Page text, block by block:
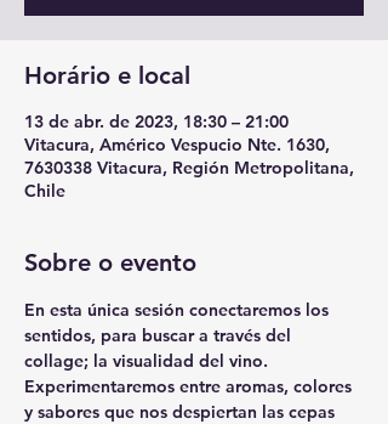
Horário e local
13 de abr. de 2023, 18:30 – 21:00
Vitacura, Américo Vespucio Nte. 1630,
7630338 Vitacura, Región Metropolitana,
Chile
Sobre o evento
En esta única sesión conectaremos los
sentidos, para buscar a través del
collage; la visualidad del vino.
Experimentaremos entre aromas, colores
y sabores que nos despiertan las cepas